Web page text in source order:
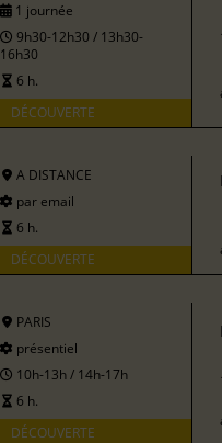
1 journée
9h30-12h30 / 13h30-
16h30
6 h.
DÉCOUVERTE
A DISTANCE
par email
6 h.
DÉCOUVERTE
PARIS
présentiel
10h-13h / 14h-17h
6 h.
DÉCOUVERTE